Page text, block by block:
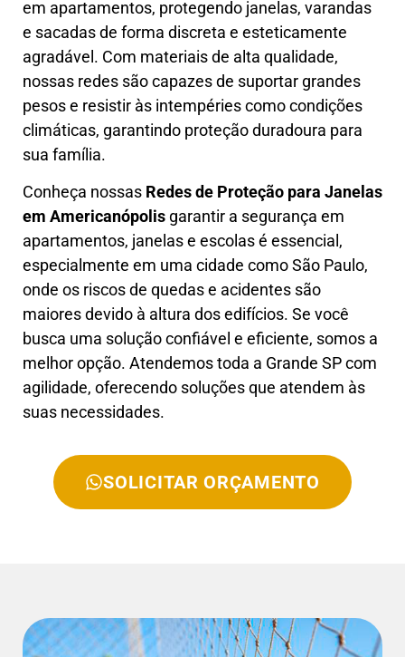
em apartamentos, protegendo janelas, varandas
e sacadas de forma discreta e esteticamente
agradável. Com materiais de alta qualidade,
nossas redes são capazes de suportar grandes
pesos e resistir às intempéries como condições
climáticas, garantindo proteção duradoura para
sua família.
Conheça nossas Redes de Proteção para Janelas
em Americanópolis garantir a segurança em
apartamentos, janelas e escolas é essencial,
especialmente em uma cidade como São Paulo,
onde os riscos de quedas e acidentes são
maiores devido à altura dos edifícios. Se você
busca uma solução confiável e eficiente, somos a
melhor opção. Atendemos toda a Grande SP com
agilidade, oferecendo soluções que atendem às
suas necessidades.
SOLICITAR ORÇAMENTO